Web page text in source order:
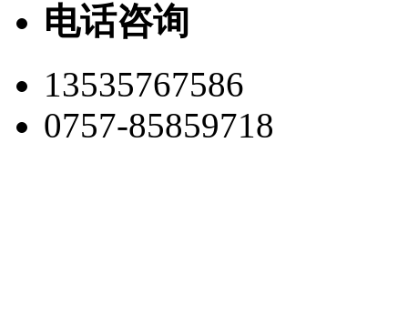
电话咨询
13535767586
0757-85859718